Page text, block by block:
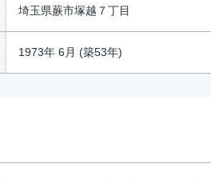
埼玉県蕨市塚越７丁目
1973年 6月 (築53年)